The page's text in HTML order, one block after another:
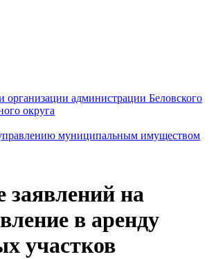
организации администрации Беловского
округа
муниципальным имуществом
заявлений на
в аренду
участков